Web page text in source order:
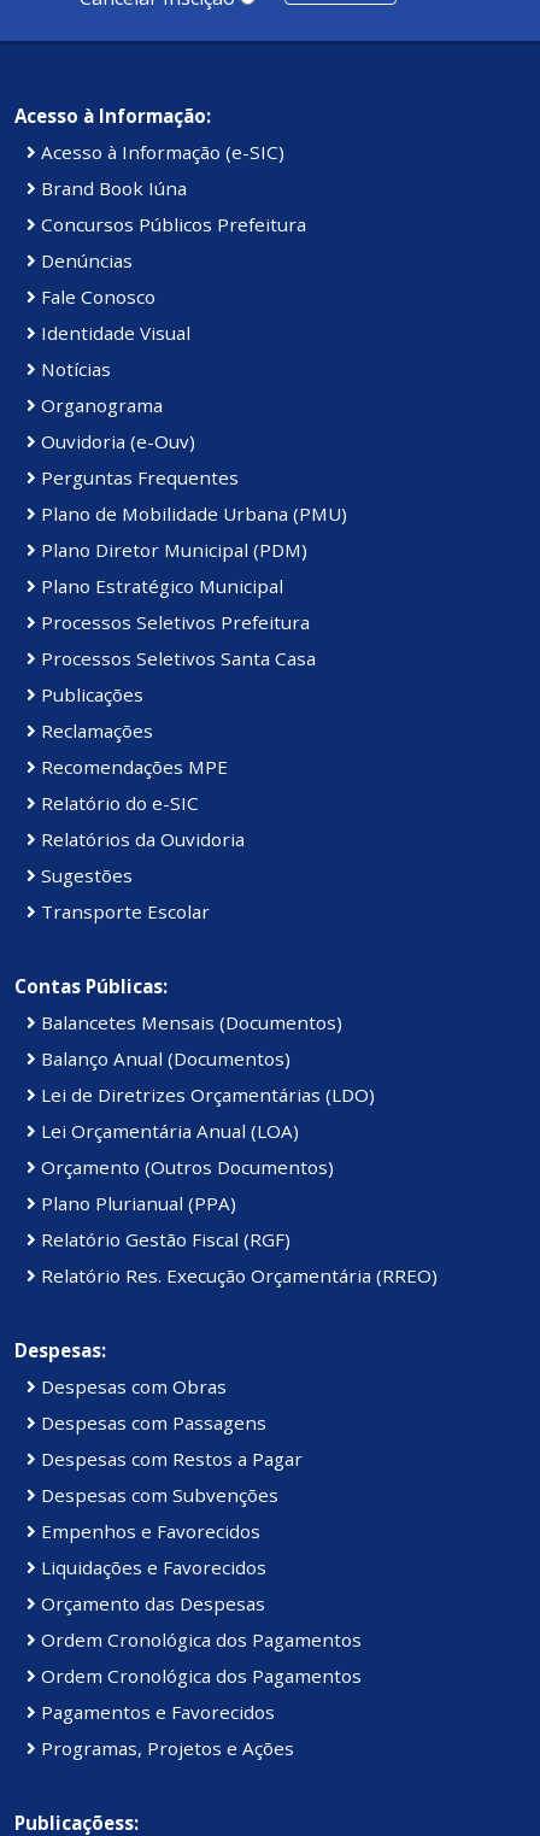
Acesso à Informação:
Acesso à Informação (e-SIC)
Brand Book Iúna
Concursos Públicos Prefeitura
Denúncias
Fale Conosco
Identidade Visual
Notícias
Organograma
Ouvidoria (e-Ouv)
Perguntas Frequentes
Plano de Mobilidade Urbana (PMU)
Plano Diretor Municipal (PDM)
Plano Estratégico Municipal
Processos Seletivos Prefeitura
Processos Seletivos Santa Casa
Publicações
Reclamações
Recomendações MPE
Relatório do e-SIC
Relatórios da Ouvidoria
Sugestões
Transporte Escolar
Contas Públicas:
Balancetes Mensais (Documentos)
Balanço Anual (Documentos)
Lei de Diretrizes Orçamentárias (LDO)
Lei Orçamentária Anual (LOA)
Orçamento (Outros Documentos)
Plano Plurianual (PPA)
Relatório Gestão Fiscal (RGF)
Relatório Res. Execução Orçamentária (RREO)
Despesas:
Despesas com Obras
Despesas com Passagens
Despesas com Restos a Pagar
Despesas com Subvenções
Empenhos e Favorecidos
Liquidações e Favorecidos
Orçamento das Despesas
Ordem Cronológica dos Pagamentos
Ordem Cronológica dos Pagamentos
Pagamentos e Favorecidos
Programas, Projetos e Ações
Publicaçõess: